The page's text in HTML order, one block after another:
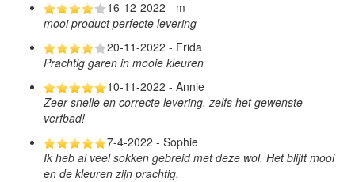
16-12-2022 - m
mooi product perfecte levering
20-11-2022 - Frida
Prachtig garen in mooie kleuren
10-11-2022 - Annie
Zeer snelle en correcte levering, zelfs het gewenste
verfbad!
7-4-2022 - Sophie
Ik heb al veel sokken gebreid met deze wol. Het blijft mooi
en de kleuren zijn prachtig.